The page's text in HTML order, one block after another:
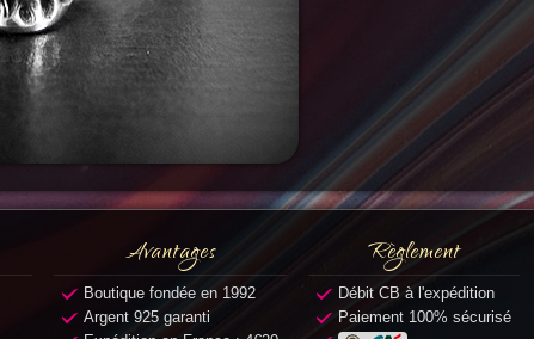
Avantages
Boutique fondée en 1992
Argent 925 garanti
Règlement
Débit CB à l'expédition
Paiement 100% sécurisé